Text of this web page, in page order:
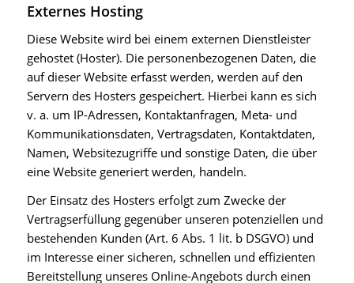
Externes Hosting
Diese Website wird bei einem externen Dienstleister
gehostet (Hoster). Die personenbezogenen Daten, die
auf dieser Website erfasst werden, werden auf den
Servern des Hosters gespeichert. Hierbei kann es sich
v. a. um IP-Adressen, Kontaktanfragen, Meta- und
Kommunikationsdaten, Vertragsdaten, Kontaktdaten,
Namen, Websitezugriffe und sonstige Daten, die über
eine Website generiert werden, handeln.
Der Einsatz des Hosters erfolgt zum Zwecke der
Vertragserfüllung gegenüber unseren potenziellen und
bestehenden Kunden (Art. 6 Abs. 1 lit. b DSGVO) und
im Interesse einer sicheren, schnellen und effizienten
Bereitstellung unseres Online-Angebots durch einen